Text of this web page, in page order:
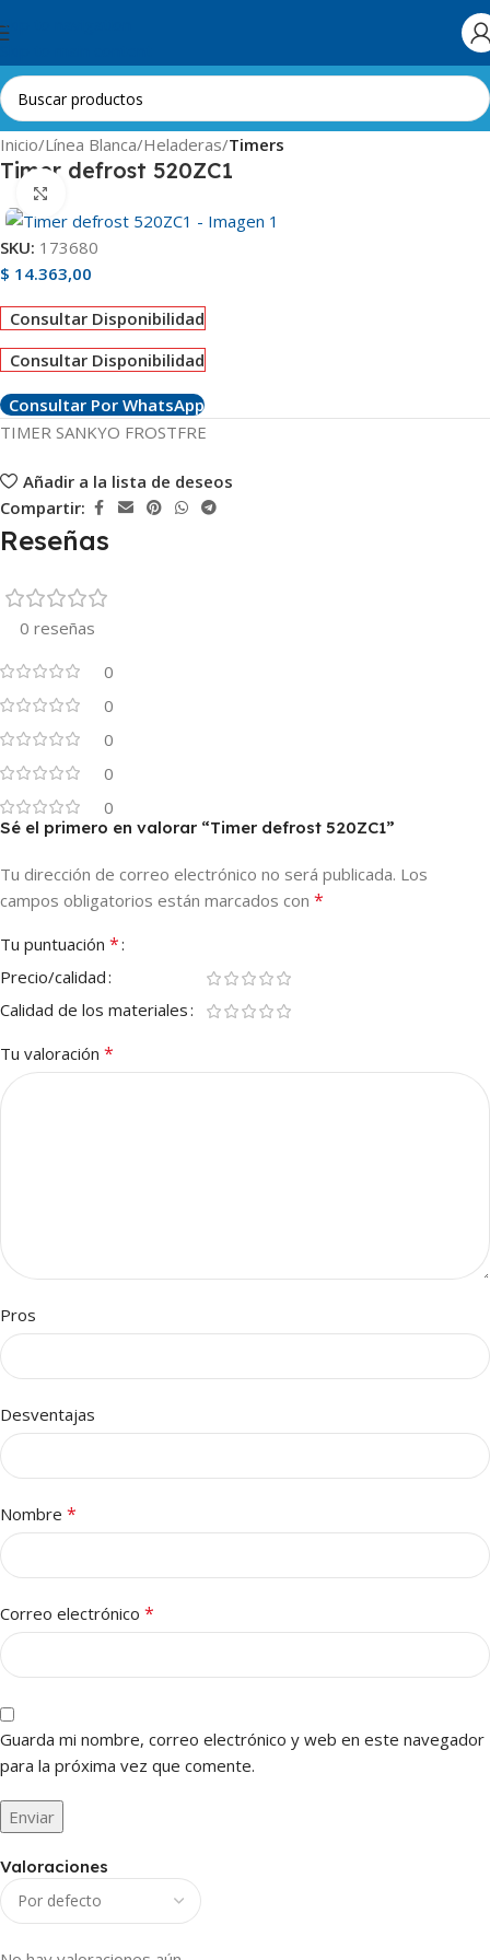
Skip to navigation
Inicio Línea Blanca Heladeras Timers
Timer defrost 520ZC1
SKU: 173680
$ 14.363,00
Consultar Disponibilidad
Consultar Disponibilidad
Consultar Por WhatsApp
TIMER SANKYO FROSTFRE
Añadir a la lista de deseos
Compartir:
Reseñas
0 reseñas
0
0
0
0
0
Valoraciones
Sé el primero en valorar “Timer defrost 520ZC1”
Tu dirección de correo electrónico no será publicada. Los
campos obligatorios están marcados con *
Tu puntuación *
Precio/calidad
Calidad de los materiales
Tu valoración *
Pros
Desventajas
Nombre *
Correo electrónico *
Guarda mi nombre, correo electrónico y web en este navegador
para la próxima vez que comente.